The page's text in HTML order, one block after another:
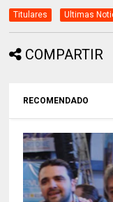
Titulares Ultimas
COMPARTIR
RECOMENDADO